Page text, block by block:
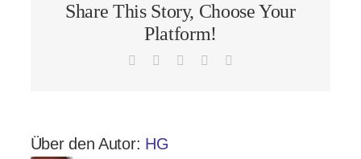
Share This Story, Choose Your
Platform!
Facebook LinkedInPinterest
Über den Autor: HG